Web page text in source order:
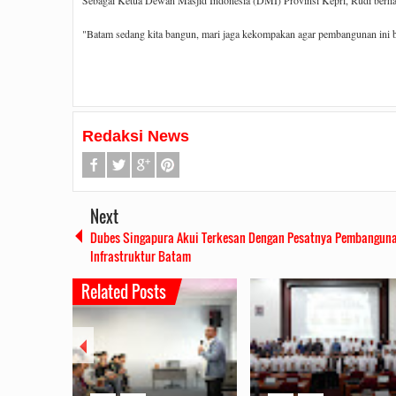
"Batam sedang kita bangun, mari jaga kekompakan agar pembangunan ini
Redaksi News
Next
Dubes Singapura Akui Terkesan Dengan Pesatnya
Infrastruktur Batam
Related Posts
Rudi Sampaikan Rencana
Pembangunan Batam
2019/07/160 Comments
Rudi Tinjau
2019/06/